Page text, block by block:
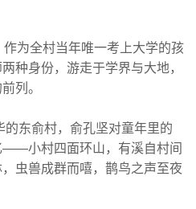
为全村当年唯一考上大学的孩
种身份，游走于学界与大地，
列。
东俞村，俞孔坚对童年里的
——小村四面环山，有溪自村间
虫兽成群而嘻，鹊鸟之声至夜